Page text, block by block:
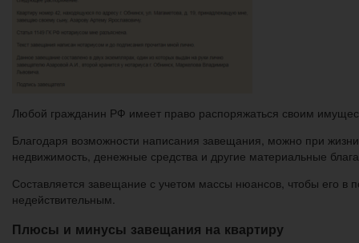
Любой гражданин РФ имеет право распоряжаться своим
Благодаря возможности написания завещания, можно при
недвижимость, денежные средства и другие материальные
Составляется завещание с учетом массы нюансов, чтобы его в
недействительным.
Плюсы и минусы завещания на квартиру